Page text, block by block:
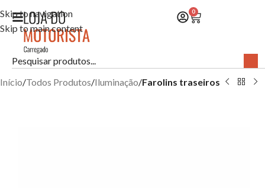
Skip to navigation
Skip to main content
0
Início Todos Produtos Iluminação Farolins traseiros